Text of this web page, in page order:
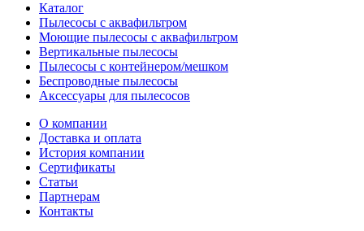
Каталог
Пылесосы с аквафильтром
Моющие пылесосы с аквафильтром
Вертикальные пылесосы
Пылесосы с контейнером/мешком
Беспроводные пылесосы
Аксессуары для пылесосов
О компании
Доставка и оплата
История компании
Сертификаты
Статьи
Партнерам
Контакты